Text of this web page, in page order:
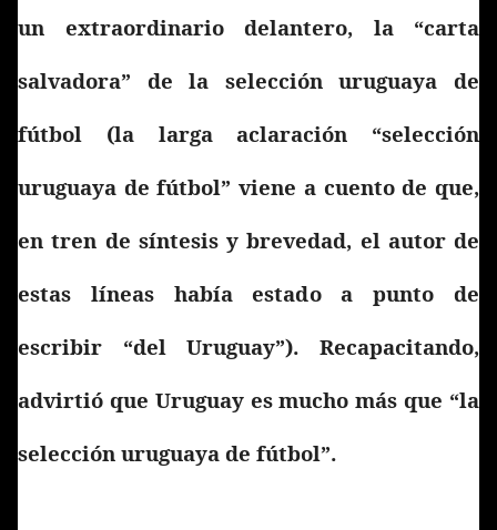
un extraordinario delantero, la “carta
salvadora” de la selección uruguaya de
fútbol (la larga aclaración “selección
uruguaya de fútbol” viene a cuento de que,
en tren de síntesis y brevedad, el autor de
estas líneas había estado a punto de
escribir “del Uruguay”). Recapacitando,
advirtió que Uruguay es mucho más que “la
selección uruguaya de fútbol”.